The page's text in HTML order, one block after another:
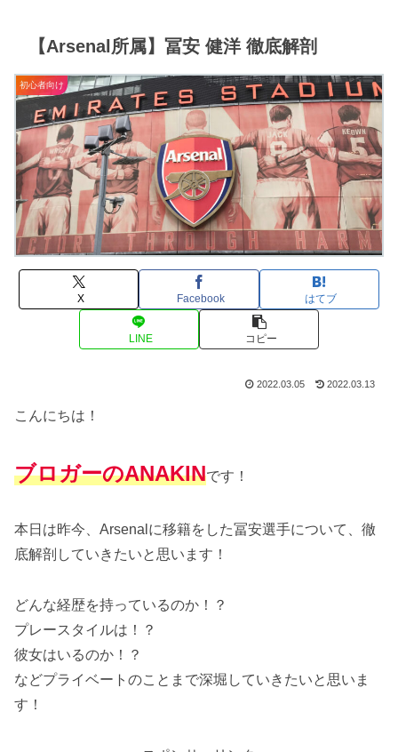
【Arsenal所属】冨安 健洋 徹底解剖
初心者向け
X Facebook はてブ
LINE コピー
2022.03.05 2022.03.13
こんにちは！
ブロガーのANAKINです！
本日は昨今、Arsenalに移籍をした冨安選手について、徹
底解剖していきたいと思います！
どんな経歴を持っているのか！？
プレースタイルは！？
彼女はいるのか！？
などプライベートのことまで深堀していきたいと思いま
す！